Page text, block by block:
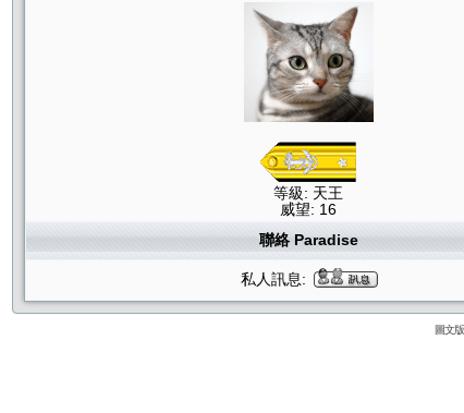
等級: 天王
威望: 16
聯絡 Paradise
私人訊息:
圖文